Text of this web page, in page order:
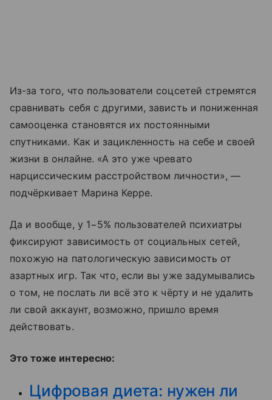
Из-за того, что пользователи соцсетей стремятся
сравнивать себя с другими, зависть и пониженная
самооценка становятся их постоянными
спутниками. Как и зацикленность на себе и своей
жизни в онлайне. «А это уже чревато
нарциссическим расстройством личности», —
подчёркивает Марина Керре.
Да и вообще, у 1−5% пользователей психиатры
фиксируют зависимость от социальных сетей,
похожую на патологическую зависимость от
азартных игр. Так что, если вы уже задумывались
о том, не послать ли всё это к чёрту и не удалить
ли свой аккаунт, возможно, пришло время
действовать.
Это тоже интересно:
Цифровая диета: нужен ли